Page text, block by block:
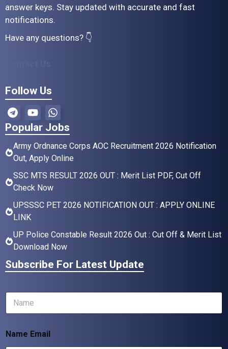
answer keys. Stay updated with accurate and fast
notifications.
Have any questions? 👇
Follow Us
Popular Jobs
Army Ordnance Corps AOC Recruitment 2026 Notification
Out, Apply Online
SSC MTS RESULT 2026 OUT : Merit List PDF, Cut Off
Check Now
UPSSSC PET 2026 NOTIFICATION OUT : APPLY ONLINE
LINK
UP Police Constable Result 2026 Out : Cut Off & Merit List
Download Now
Subscribe For Latest Update
N
m
*Name Email